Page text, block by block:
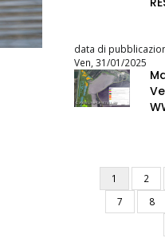
data di
Ven, 31/01/2025
Paginazione
Pagina
attuale
1 2
Pagina
7 8